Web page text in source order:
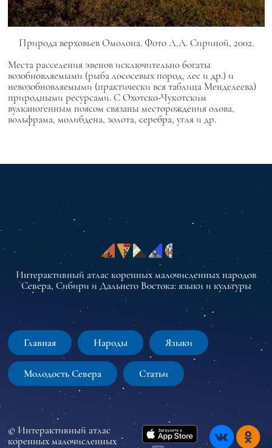
Природа верховьев Омолона. Фото А.А. Сириной, 2002.
Места расселения эвенов исключительно богаты
возобновляемыми (рыба лососевых пород, лес и др.) и
невозобновляемыми (практически вся таблица Менделеева)
природными ресурсами. С Охотско-Чукотским
вулканогенным поясом связаны месторождения олова,
вольфрама, молибдена, золота, серебра, угля и др.
Интерактивный атлас коренных малочисленных народов
Севера, Сибири и Дальнего Востока: языки и культуры
Главная Народы Языки
Молодость Севера Статьи
© Интерактивный атлас
коренных малочисленных